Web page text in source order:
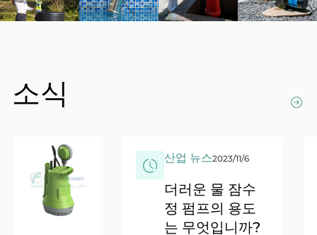
소식
산업 뉴스2023/11/6
더러운 물 잠수
정 펌프의 용도
는 무엇입니까?